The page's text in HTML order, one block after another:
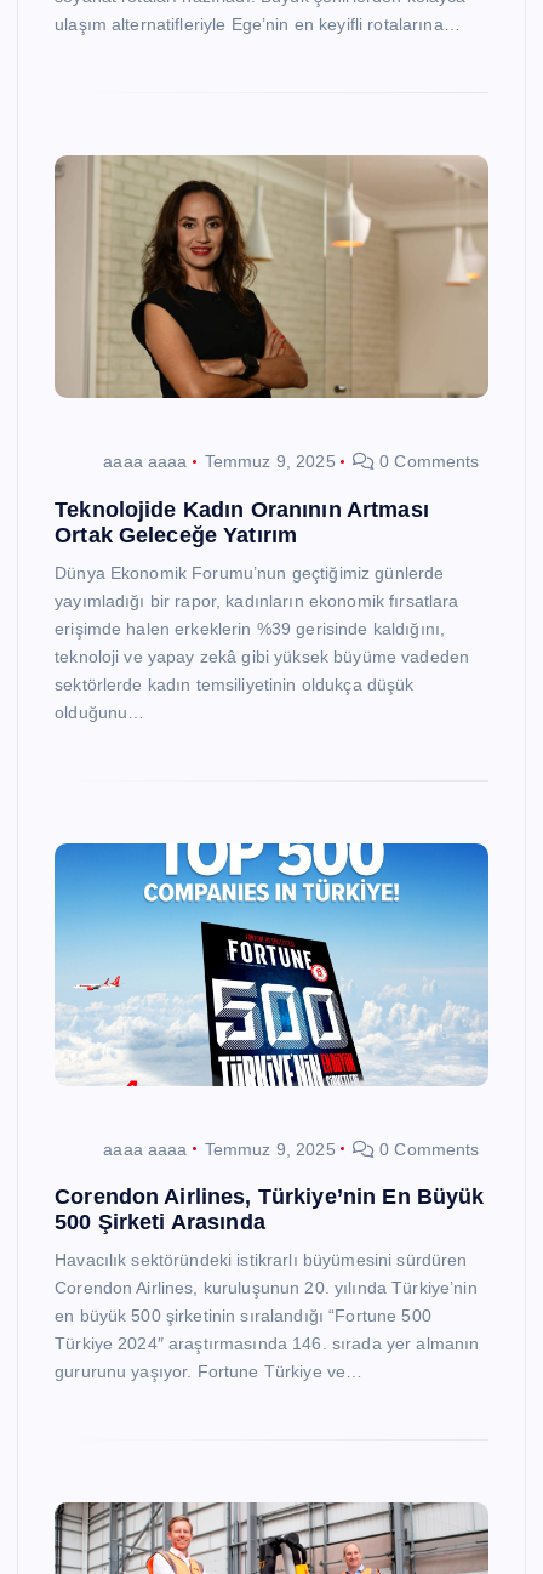
ulaşım alternatifleriyle Ege’nin en keyifli rotalarına…
aaaa aaaa Temmuz 9, 2025 0 Comments
Teknolojide Kadın Oranının Artması
Ortak Geleceğe Yatırım
Dünya Ekonomik Forumu’nun geçtiğimiz günlerde
yayımladığı bir rapor, kadınların ekonomik fırsatlara
erişimde halen erkeklerin %39 gerisinde kaldığını,
teknoloji ve yapay zekâ gibi yüksek büyüme vadeden
sektörlerde kadın temsiliyetinin oldukça düşük
olduğunu…
aaaa aaaa Temmuz 9, 2025 0 Comments
Corendon Airlines, Türkiye’nin En Büyük
500 Şirketi Arasında
Havacılık sektöründeki istikrarlı büyümesini sürdüren
Corendon Airlines, kuruluşunun 20. yılında Türkiye’nin
en büyük 500 şirketinin sıralandığı “Fortune 500
Türkiye 2024″ araştırmasında 146. sırada yer almanın
gururunu yaşıyor. Fortune Türkiye ve…